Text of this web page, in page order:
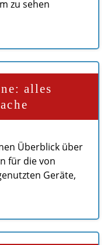
zu sehen
alles
Überblick über
für die von
Geräte,